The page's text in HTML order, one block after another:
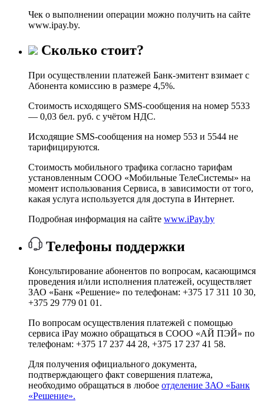
Чек о выполнении операции можно получить на сайте
www.ipay.by.
Сколько стоит?
При осуществлении платежей Банк-эмитент взимает с
Абонента комиссию в размере 4,5%.
Стоимость исходящего SMS-сообщения на номер 5533
— 0,03 бел. руб. с учётом НДС.
Исходящие SMS-сообщения на номер 553 и 5544 не
тарифицируются.
Стоимость мобильного трафика согласно тарифам
установленным СООО «Мобильные ТелеСистемы» на
момент использования Сервиса, в зависимости от того,
какая услуга используется для доступа в Интернет.
Подробная информация на сайте www.iPay.by
Телефоны поддержки
Консультирование абонентов по вопросам, касающимся
проведения и/или исполнения платежей, осуществляет
ЗАО «Банк «Решение» по телефонам: +375 17 311 10 30,
+375 29 779 01 01.
По вопросам осуществления платежей с помощью
сервиса iPay можно обращаться в СООО «АЙ ПЭЙ» по
телефонам: +375 17 237 44 28, +375 17 237 41 58.
Для получения официального документа,
подтверждающего факт совершения платежа,
необходимо обращаться в любое отделение ЗАО «Банк
«Решение».